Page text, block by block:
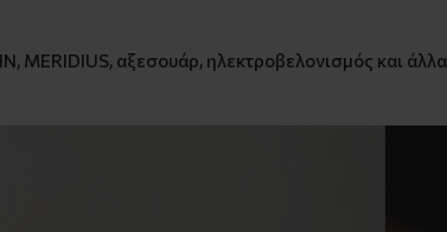
MERIDIUS, αξεσουάρ, ηλεκτροβελονισμός και